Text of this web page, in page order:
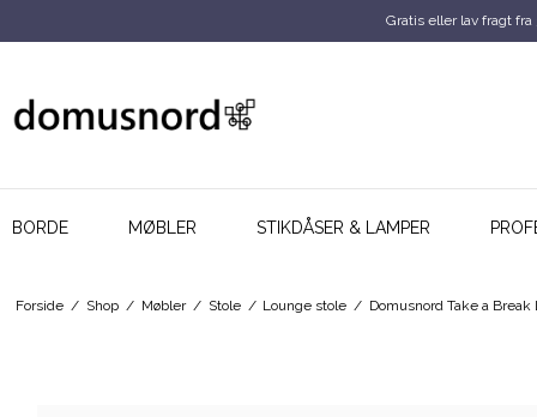
Gratis eller lav fragt fra
BORDE MØBLER STIKDÅSER & LAMPER
Forside / Shop / Møbler / Stole / Lounge stole / Domusnord Take a